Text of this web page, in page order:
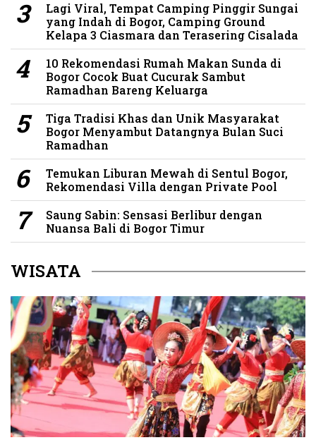
Lagi Viral, Tempat Camping Pinggir Sungai
yang Indah di Bogor, Camping Ground
Kelapa 3 Ciasmara dan Terasering Cisalada
10 Rekomendasi Rumah Makan Sunda di
Bogor Cocok Buat Cucurak Sambut
Ramadhan Bareng Keluarga
Tiga Tradisi Khas dan Unik Masyarakat
Bogor Menyambut Datangnya Bulan Suci
Ramadhan
Temukan Liburan Mewah di Sentul Bogor,
Rekomendasi Villa dengan Private Pool
Saung Sabin: Sensasi Berlibur dengan
Nuansa Bali di Bogor Timur
WISATA